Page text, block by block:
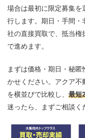
場合は最初に限定募集を
行します。期日・手間・
社の直接買取で、抵当
で進めます。
まずは価格・期日・秘
かせください。アクア不
を横並びで比較し、 最短
迷ったら、まずご相談く